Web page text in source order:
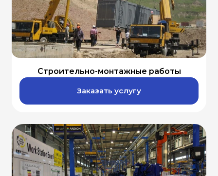
Строительно-монтажные работы
Заказать услугу